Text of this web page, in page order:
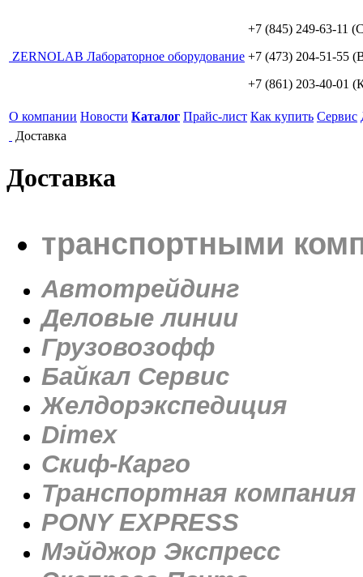
ZERNOLAB Лабораторное оборудование
+7 (845) 249-63-11
+7 (473) 204-51-55
+7 (861) 203-40-01
О компании Новости Каталог Прайс-лист Как купить Сервис
Доставка
Доставка
транспортными
Автотрейдинг
Деловые линии
Грузовозофф
Байкал Сервис
Желдорэкспедиция
Dimex
Скиф-Карго
Транспортная
PONY EXPRESS
Мэйджор Экспресс